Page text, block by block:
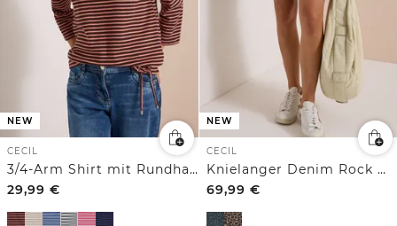
NEW
CECIL
3/4-Arm Shirt mit Rundhals und Streifen
29,99 €
NEW
CECIL
Knielanger Denim Rock mit Leo-Muster
69,99 €